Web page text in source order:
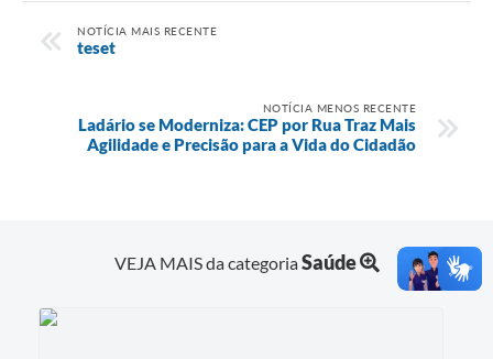
NOTÍCIA MAIS RECENTE
teset
NOTÍCIA MENOS RECENTE
Ladário se Moderniza: CEP por Rua Traz Mais
Agilidade e Precisão para a Vida do Cidadão
VEJA MAIS da categoriaSaúde